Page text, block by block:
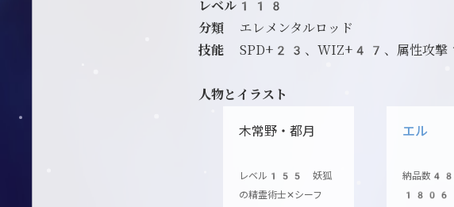
レベル118
分類 エレメンタルロッド
技能 SPD+23、WIZ+47、属性攻
人物とイラスト
木常野・都月
レベル155 妖狐
の精霊術士✕シーフ
エル
納品数
1806